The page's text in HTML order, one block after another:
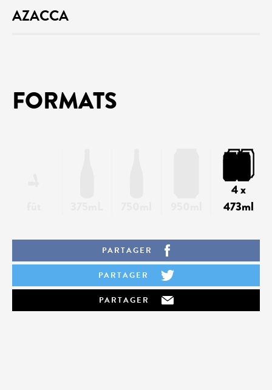
AZACCA
FORMATS
4 x
473ml
PARTAGER
PARTAGER
PARTAGER